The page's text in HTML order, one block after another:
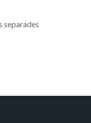
separades